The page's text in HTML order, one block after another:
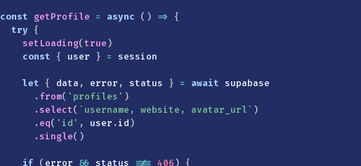
const getProfile = async ( ) =>
{
try {
setLoading(true)
const { user } = session
let { data , error , status } = await supabase
. from( 'profiles' )
. select( `username, website, avatar_url` )
. eq( 'id' , user . id)
. single( )
if ( error && status !== 406) {